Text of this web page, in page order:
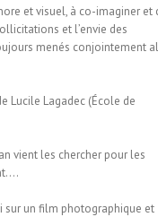
et visuel, à co-imaginer et
et l’envie des
menés conjointement
Lucile Lagadec (École de
vient les chercher pour les
sur un film photographique et